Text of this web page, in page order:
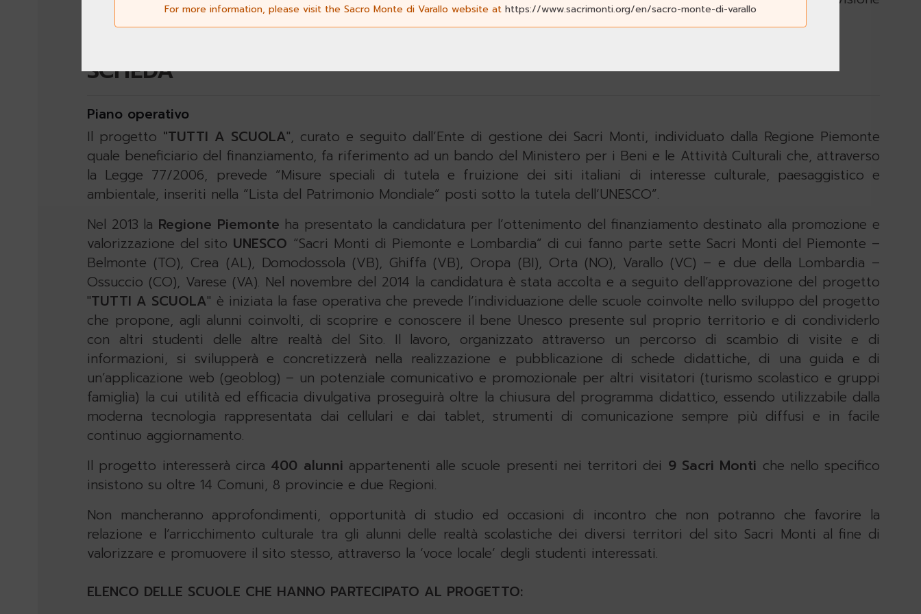
social Sketchfab (www.sketchfab.com), con l’obiettivo di renderli fruibili attraverso qualsiasi device.
SCHEDA
Piano operativo
Il progetto "TUTTI A SCUOLA", curato e seguito dall’Ente di gestione dei Sacri Monti, individuato dalla Regione Piemonte
quale beneficiario del finanziamento, fa riferimento ad un bando del Ministero per i Beni e le Attività Culturali che, attraverso
la Legge 77/2006, prevede “Misure speciali di tutela e fruizione dei siti italiani di interesse culturale, paesaggistico e
ambientale, inseriti nella “Lista del Patrimonio Mondiale” posti sotto la tutela dell’UNESCO”.
Nel 2013 la Regione Piemonte ha presentato la candidatura per l’ottenimento del finanziamento destinato alla promozione e
valorizzazione del sito UNESCO “Sacri Monti di Piemonte e Lombardia” di cui fanno parte sette Sacri Monti del Piemonte –
Belmonte (TO), Crea (AL), Domodossola (VB), Ghiffa (VB), Oropa (BI), Orta (NO), Varallo (VC) – e due della Lombardia –
Ossuccio (CO), Varese (VA). Nel novembre del 2014 la candidatura è stata accolta e a seguito dell’approvazione del progetto
"TUTTI A SCUOLA" è iniziata la fase operativa che prevede l’individuazione delle scuole coinvolte nello sviluppo del progetto
che propone, agli alunni coinvolti, di scoprire e conoscere il bene Unesco presente sul proprio territorio e di condividerlo
con altri studenti delle altre realtà del Sito. Il lavoro, organizzato attraverso un percorso di scambio di visite e di
informazioni, si svilupperà e concretizzerà nella realizzazione e pubblicazione di schede didattiche, di una guida e di
un’applicazione web (geoblog) – un potenziale comunicativo e promozionale per altri visitatori (turismo scolastico e gruppi
famiglia) la cui utilità ed efficacia divulgativa proseguirà oltre la chiusura del programma didattico, essendo utilizzabile dalla
moderna tecnologia rappresentata dai cellulari e dai tablet, strumenti di comunicazione sempre più diffusi e in facile
continuo aggiornamento.
Il progetto interesserà circa 400 alunni appartenenti alle scuole presenti nei territori dei 9 Sacri Monti che nello specifico
insistono su oltre 14 Comuni, 8 provincie e due Regioni.
Non mancheranno approfondimenti, opportunità di studio ed occasioni di incontro che non potranno che favorire la
relazione e l’arricchimento culturale tra gli alunni delle realtà scolastiche dei diversi territori del sito Sacri Monti al fine di
valorizzare e promuovere il sito stesso, attraverso la ‘voce locale’ degli studenti interessati.
ELENCO DELLE SCUOLE CHE HANNO PARTECIPATO AL PROGETTO:
For more information, please visit the Sacro Monte di Varallo website at https://www.sacrimonti.org/en/sacro-monte-di-varallo